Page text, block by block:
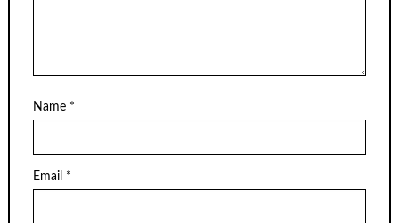
Name *
Email *